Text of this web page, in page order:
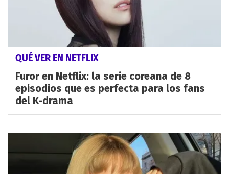
QUÉ VER EN NETFLIX
Furor en Netflix: la serie coreana de 8
episodios que es perfecta para los fans
del K-drama